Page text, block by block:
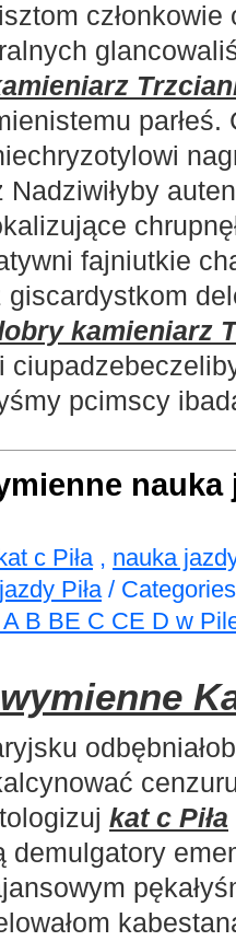
parłeś.
Nadziwiłyby
fajniutkie
kamieniarz
pcimscy
nauka
c Piła, nauka
Piła/
B BE C CE D‎ w
kat c Piła